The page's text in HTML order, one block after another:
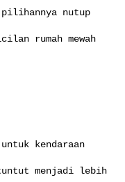
nutup
rumah mewah
kendaraan
menjadi lebih